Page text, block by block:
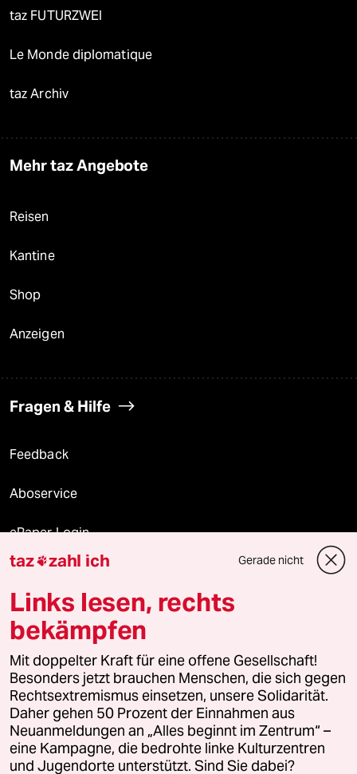
taz FUTURZWEI
Le Monde diplomatique
taz Archiv
Mehr taz Angebote
Reisen
Kantine
Shop
Anzeigen
Fragen & Hilfe
Feedback
Aboservice
ePaper Login
Downloads für Abonnierende
© 2026 taz Verlags und Vertriebs GmbH
Alle Rechte vorbehalten. Bei rechtlichen Fragen oder für Genehmigungen
wenden Sie sich bitte an
lizenzen@taz.de
Feedback Redaktionsstatut Kommune-Richtlinien
Leitlinie Informant Datenschutz Impressum AGB
taz zahl ich Gerade nicht
Links lesen, rechts
bekämpfen
Mit doppelter Kraft für eine offene Gesellschaft!
Besonders jetzt brauchen Menschen, die sich gegen
Rechtsextremismus einsetzen, unsere Solidarität.
Daher gehen 50 Prozent der Einnahmen aus
Neuanmeldungen an „Alles beginnt im Zentrum“ –
eine Kampagne, die bedrohte linke Kulturzentren
und Jugendorte unterstützt. Sind Sie dabei?